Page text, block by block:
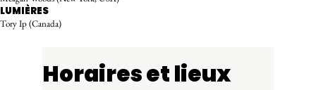
LUMIÈRES
Tory Ip (Canada)
Horaires et lieux